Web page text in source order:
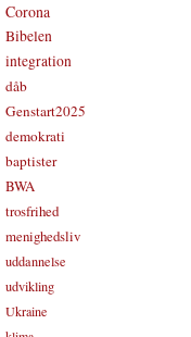
Corona
Bibelen
integration
dåb
Genstart2025
demokrati
baptister
BWA
trosfrihed
menighedsliv
uddannelse
udvikling
Ukraine